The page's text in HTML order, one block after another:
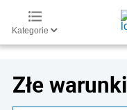
Kategorie
Złe